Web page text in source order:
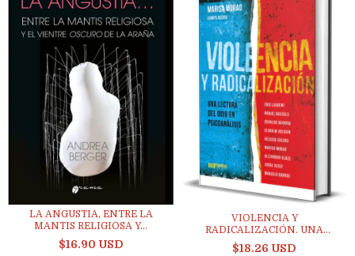
LA ANGUSTIA, ENTRE LA
MANTIS RELIGIOSA Y...
$16.90 USD
VIOLENCIA Y
RADICALIZACIÓN. UNA
LECTURA...
$18.26 USD